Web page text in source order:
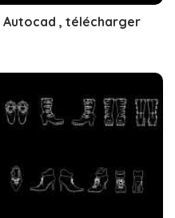
Autocad , télécharger